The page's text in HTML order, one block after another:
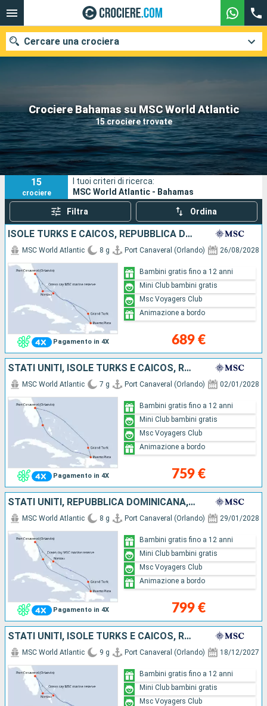
Crociere Bahamas su MSC World Atlantic
15 crociere trovate
Cercare una crociera
Le nostre destinazioni
Mesi di partenza
Porti Compagnie
Ricerca
15
crociere
I tuoi criteri di ricerca:
MSC World Atlantic - Bahamas
Filtra Ordina
ISOLE TURKS E CAICOS, REPUBBLICA DOMINICANA, BAHAMAS, STATI UNITI
Pagamento in 4X
MSC World Atlantic 8 g Port Canaveral (Orlando) 26/08/2028
689 €
Bambini gratis fino a 12 anni
Mini Club bambini gratis
Msc Voyagers Club
Animazione a bordo
STATI UNITI, ISOLE TURKS E CAICOS, REPUBBLICA DOMINICANA, BAHAMAS
Pagamento in 4X
MSC World Atlantic 7 g Port Canaveral (Orlando) 02/01/2028
759 €
Bambini gratis fino a 12 anni
Mini Club bambini gratis
Msc Voyagers Club
Animazione a bordo
STATI UNITI, REPUBBLICA DOMINICANA, ISOLE TURKS E CAICOS, BAHAMAS
Pagamento in 4X
MSC World Atlantic 8 g Port Canaveral (Orlando) 29/01/2028
799 €
Bambini gratis fino a 12 anni
Mini Club bambini gratis
Msc Voyagers Club
Animazione a bordo
STATI UNITI, ISOLE TURKS E CAICOS, REPUBBLICA DOMINICANA, BAHAMAS
MSC World Atlantic 9 g Port Canaveral (Orlando) 18/12/2027
Bambini gratis fino a 12 anni
Mini Club bambini gratis
Msc Voyagers Club